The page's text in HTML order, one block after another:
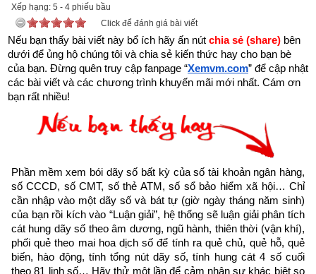
an”
Như vậy chúng ta đang sống trong thời gian cuối cùng của
thời kỳ mạt pháp khi mà đạo đức nhân loại suy đồi, bại hoại
Xếp hạng: 5 - 4 phiếu bầu
Click để đánh giá bài viết
Nếu bạn thấy bài viết này bổ ích hãy ấn nút chia sẻ (share) bên
dưới để ủng hộ chúng tôi và chia sẻ kiến thức hay cho bạn bè
của bạn. Đừng quên truy cập fanpage “Xemvm.com” để cập nhật
các bài viết và các chương trình khuyến mãi mới nhất. Cám ơn
bạn rất nhiều!
Phần mềm xem bói dãy số bất kỳ của số tài khoản ngân hàng,
số CCCD, số CMT, số thẻ ATM, số sổ bảo hiểm xã hội… Chỉ
cần nhập vào một dãy số và bát tự (giờ ngày tháng năm sinh)
của bạn rồi kích vào “Luận giải”, hệ thống sẽ luận giải phân tích
cát hung dãy số theo âm dương, ngũ hành, thiên thời (vận khí),
phối quẻ theo mai hoa dịch số để tính ra quẻ chủ, quẻ hỗ, quẻ
biến, hào động, tính tổng nút dãy số, tính hung cát 4 số cuối
theo 81 linh số… Hãy thử một lần để cảm nhận sự khác biệt so